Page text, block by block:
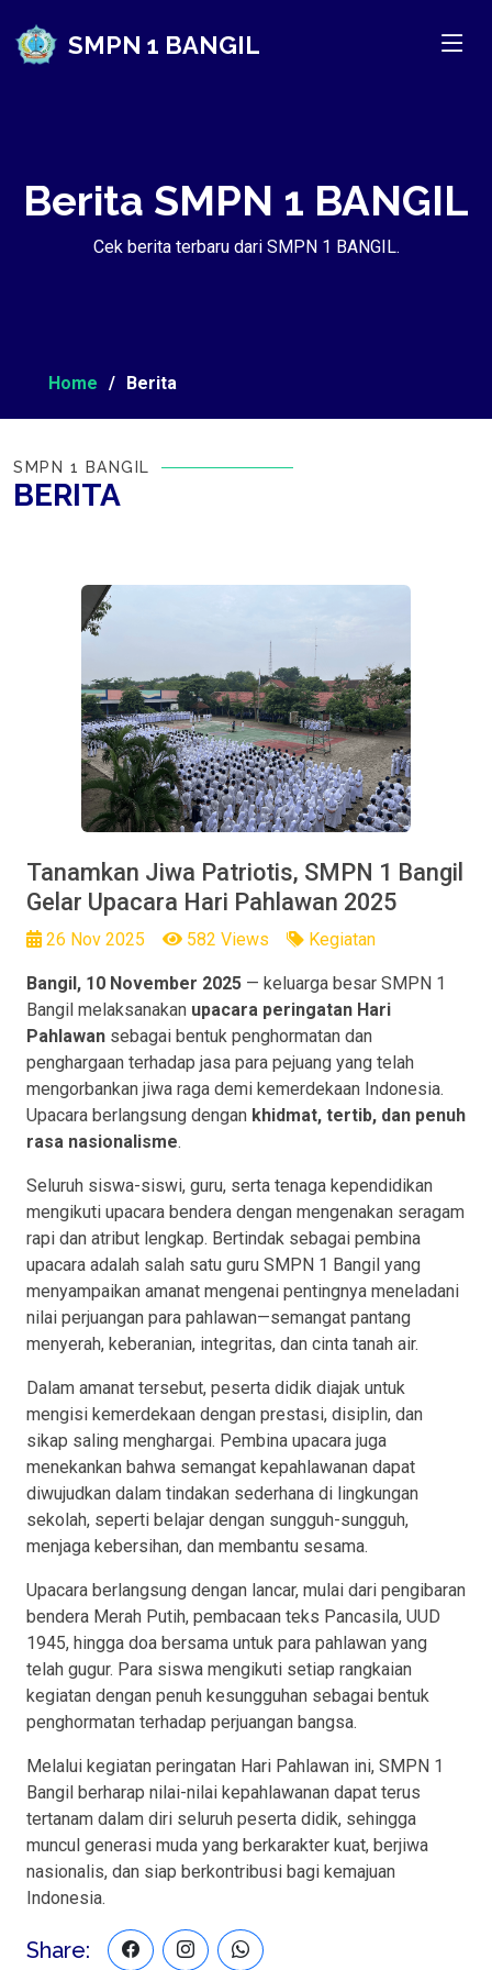
SMPN 1 BANGIL
Berita SMPN 1 BANGIL
Cek berita terbaru dari SMPN 1 BANGIL.
Home Berita
SMPN 1 BANGIL
BERITA
Tanamkan Jiwa Patriotis, SMPN 1 Bangil
Gelar Upacara Hari Pahlawan 2025
26 Nov 2025 582 Views Kegiatan
Bangil, 10 November 2025 — keluarga besar SMPN 1
Bangil melaksanakan upacara peringatan Hari
Pahlawan sebagai bentuk penghormatan dan
penghargaan terhadap jasa para pejuang yang telah
mengorbankan jiwa raga demi kemerdekaan Indonesia.
Upacara berlangsung dengan khidmat, tertib, dan penuh
rasa nasionalisme.
Seluruh siswa-siswi, guru, serta tenaga kependidikan
mengikuti upacara bendera dengan mengenakan seragam
rapi dan atribut lengkap. Bertindak sebagai pembina
upacara adalah salah satu guru SMPN 1 Bangil yang
menyampaikan amanat mengenai pentingnya meneladani
nilai perjuangan para pahlawan—semangat pantang
menyerah, keberanian, integritas, dan cinta tanah air.
Dalam amanat tersebut, peserta didik diajak untuk
mengisi kemerdekaan dengan prestasi, disiplin, dan
sikap saling menghargai. Pembina upacara juga
menekankan bahwa semangat kepahlawanan dapat
diwujudkan dalam tindakan sederhana di lingkungan
sekolah, seperti belajar dengan sungguh-sungguh,
menjaga kebersihan, dan membantu sesama.
Upacara berlangsung dengan lancar, mulai dari pengibaran
bendera Merah Putih, pembacaan teks Pancasila, UUD
1945, hingga doa bersama untuk para pahlawan yang
telah gugur. Para siswa mengikuti setiap rangkaian
kegiatan dengan penuh kesungguhan sebagai bentuk
penghormatan terhadap perjuangan bangsa.
Melalui kegiatan peringatan Hari Pahlawan ini, SMPN 1
Bangil berharap nilai-nilai kepahlawanan dapat terus
tertanam dalam diri seluruh peserta didik, sehingga
muncul generasi muda yang berkarakter kuat, berjiwa
nasionalis, dan siap berkontribusi bagi kemajuan
Indonesia.
Share: